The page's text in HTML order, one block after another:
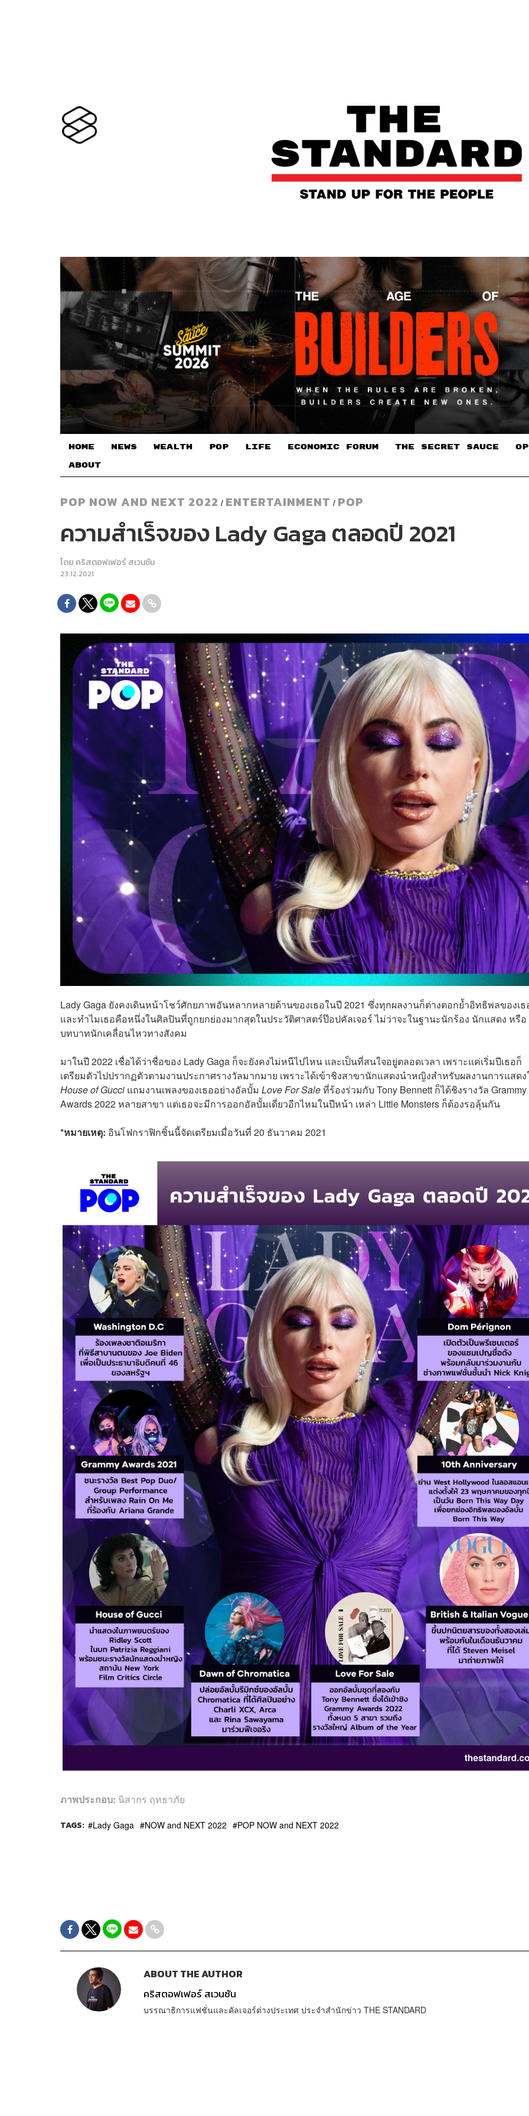
HOME NEWS WEALTH POP LIFE ECONOMIC FORUM THE SECRET SAUCE​
ABOUT
POP NOW AND NEXT 2022 / ENTERTAINMENT / POP
ความสำเร็จของ Lady Gaga ตลอดปี 2021
โดย คริสตอฟเฟอร์ สเวนซัน
23.12.2021
Lady Gaga ยังคงเดินหน้าโชว์ศักยภาพอันหลากหลายด้านของเธอในปี 2021 ซึ่งทุกผลงานก็ต่างตอกย้ำอิทธิพลของเธ
และทำไมเธอคือหนึ่งในศิลปินที่ถูกยกย่องมากสุดในประวัติศาสตร์ป๊อปคัลเจอร์ ไม่ว่าจะในฐานะนักร้อง นักแสดง หรือ
บทบาทนักเคลื่อนไหวทางสังคม
มาในปี 2022 เชื่อได้ว่าชื่อของ Lady Gaga ก็จะยังคงไม่หนีไปไหน และเป็นที่สนใจอยู่ตลอดเวลา เพราะแค่เริ่มปีเธอก็
เตรียมตัวไปปรากฏตัวตามงานประกาศรางวัลมากมาย เพราะได้เข้าชิงสาขานักแสดงนำหญิงสำหรับผลงานการแสด
House of Gucci แถมงานเพลงของเธออย่างอัลบั้ม Love For Saleที่ร้องร่วมกับ Tony Bennett ก็ได้ชิงรางวัล Grammy
Awards 2022 หลายสาขา แต่เธอจะมีการออกอัลบั้มเดี่ยวอีกไหมในปีหน้า เหล่า Little Monsters ก็ต้องรอลุ้นกัน
*หมายเหตุ: อินโฟกราฟิกชิ้นนี้จัดเตรียมเมื่อวันที่ 20 ธันวาคม 2021
ภาพประกอบ: นิสากร ฤทธาภัย
TAGS: Lady Gaga NOW and NEXT 2022 POP NOW and NEXT 2022
ABOUT THE AUTHOR
คริสตอฟเฟอร์ สเวนซัน
บรรณาธิการแฟชั่นและคัลเจอร์ต่างประเทศ ประจำสำนักข่าว THE STANDARD